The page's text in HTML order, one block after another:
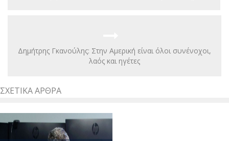
Δημήτρης Γκανούλης: Στην Αμερική είναι όλοι συνένοχοι,
λαός και ηγέτες
ΣΧΕΤΙΚΆ ΆΡΘΡΑ